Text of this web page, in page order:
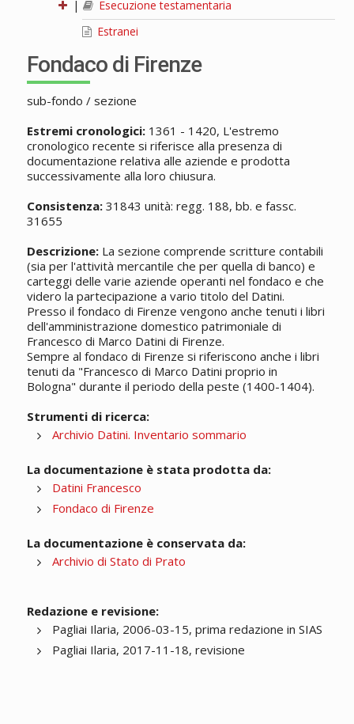
|
Esecuzione testamentaria
Estranei
Fondaco di Firenze
sub-fondo / sezione
Estremi cronologici:1361 - 1420, L'estremo
cronologico recente si riferisce alla presenza di
documentazione relativa alle aziende e prodotta
successivamente alla loro chiusura.
Consistenza:31843 unità: regg. 188, bb. e fassc.
31655
Descrizione:La sezione comprende scritture contabili
(sia per l'attività mercantile che per quella di banco) e
carteggi delle varie aziende operanti nel fondaco e che
videro la partecipazione a vario titolo del Datini.
Presso il fondaco di Firenze vengono anche tenuti i libri
dell'amministrazione domestico patrimoniale di
Francesco di Marco Datini di Firenze.
Sempre al fondaco di Firenze si riferiscono anche i libri
tenuti da "Francesco di Marco Datini proprio in
Bologna" durante il periodo della peste (1400-1404).
Strumenti di ricerca:
Archivio Datini. Inventario sommario
La documentazione è stata prodotta da:
Datini Francesco
Fondaco di Firenze
La documentazione è conservata da:
Archivio di Stato di Prato
Redazione e revisione:
Pagliai Ilaria, 2006-03-15, prima redazione in SIAS
Pagliai Ilaria, 2017-11-18, revisione